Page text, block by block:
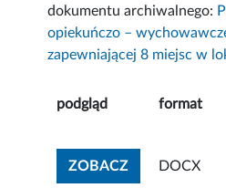
dokumentu archiwalnego:
opiekuńczo –
zapewniającej 8 miejsc w
podgląd format
ZOBACZZOBACZ
DOCX